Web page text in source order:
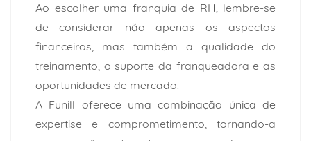
Ao escolher uma franquia de RH, lembre-se
de considerar não apenas os aspectos
financeiros, mas também a qualidade do
treinamento, o suporte da franqueadora e as
oportunidades de mercado.
A Funill oferece uma combinação única de
expertise e comprometimento, tornando-a